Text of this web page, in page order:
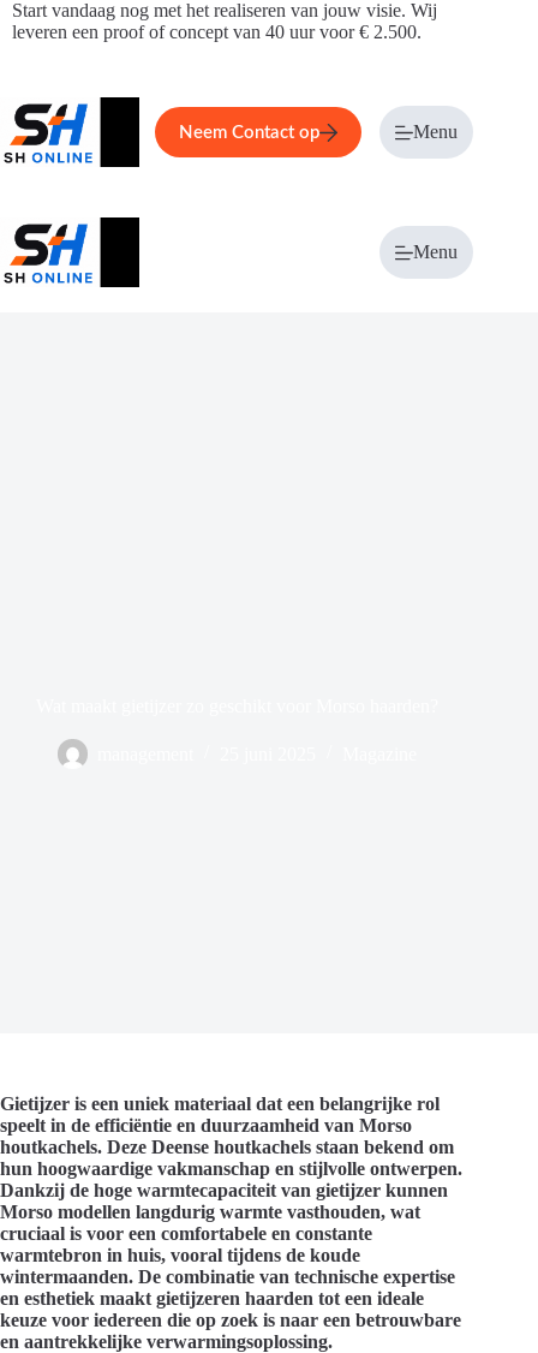
Ga
naar
Start vandaag nog met het realiseren van jouw visie. Wij
leveren een proof of concept van 40 uur voor € 2.500.
Home Service Over ons
Neem Contact op Menu
Menu
Gietijzer is een uniek materiaal dat een belangrijke rol
speelt in de efficiëntie en duurzaamheid van Morso
houtkachels. Deze Deense houtkachels staan bekend om
hun hoogwaardige vakmanschap en stijlvolle ontwerpen.
Dankzij de hoge warmtecapaciteit van gietijzer kunnen
Morso modellen langdurig warmte vasthouden, wat
cruciaal is voor een comfortabele en constante
warmtebron in huis, vooral tijdens de koude
wintermaanden. De combinatie van technische expertise
en esthetiek maakt gietijzeren haarden tot een ideale
keuze voor iedereen die op zoek is naar een betrouwbare
en aantrekkelijke verwarmingsoplossing.